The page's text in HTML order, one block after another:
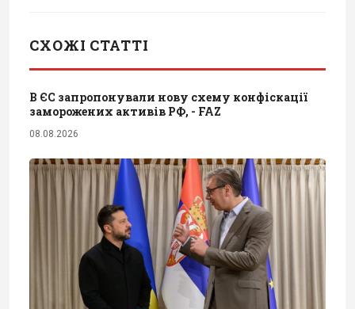
СХОЖІ СТАТТІ
В ЄС запропонували нову схему конфіскації
заморожених активів РФ, - FAZ
08.08.2026